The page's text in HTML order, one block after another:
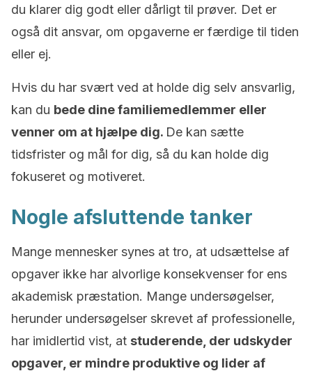
du klarer dig godt eller dårligt til prøver. Det er
også dit ansvar, om opgaverne er færdige til tiden
eller ej.
Hvis du har svært ved at holde dig selv ansvarlig,
kan du bede dine familiemedlemmer eller
venner om at hjælpe dig. De kan sætte
tidsfrister og mål for dig, så du kan holde dig
fokuseret og motiveret.
Nogle afsluttende tanker
Mange mennesker synes at tro, at udsættelse af
opgaver ikke har alvorlige konsekvenser for ens
akademisk præstation. Mange undersøgelser,
herunder undersøgelser skrevet af professionelle,
har imidlertid vist, at studerende, der udskyder
opgaver, er mindre produktive og lider af